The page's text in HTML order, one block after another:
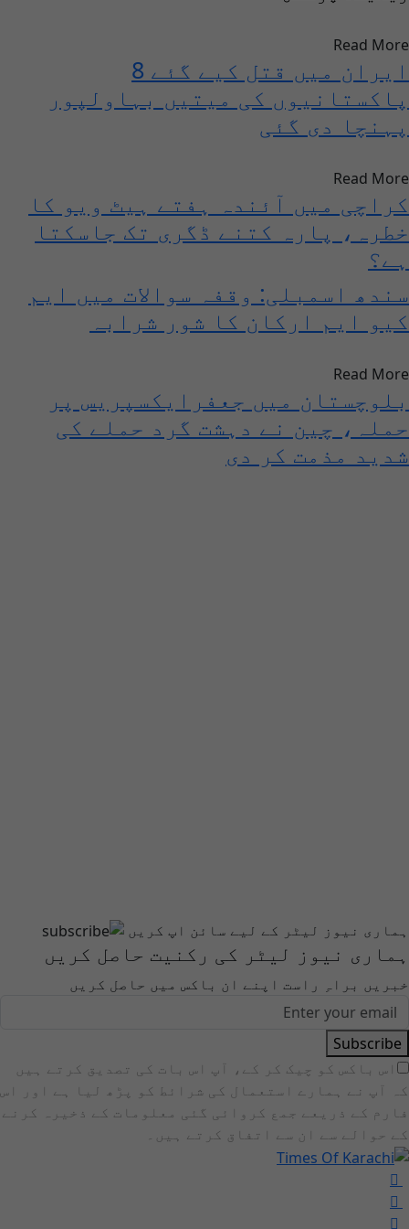
Read More
ایران میں قتل کیے گئے 8
پاکستانیوں کی میتیں بہاولپور
پہنچا دی گئی
Read More
کراچی میں آئندہ ہفتے ہیٹ ویو کا
خطرہ، پارہ کتنے ڈگری تک جاسکتا
ہے؟
سندھ اسمبلی: وقفہ سوالات میں ایم
کیو ایم ارکان کا شور شرابہ
Read More
بلوچستان میں جعفرایکسپریس پر
حملہ، چین نے دہشت گرد حملے کی
شدید مذمت کر دی
ہماری نیوز لیٹر کے لیے سائن اپ کریں
ہماری نیوز لیٹر کی رکنیت حاصل کریں
خبریں براہِ راست اپنے ان باکس میں حاصل کریں
Subscribe
اس باکس کو چیک کر کے، آپ اس بات کی تصدیق کرتے ہیں
کہ آپ نے ہمارے استعمال کی شرائط کو پڑھ لیا ہے اور اس
فارم کے ذریعے جمع کروائی گئی معلومات کے ذخیرہ کرنے
کے حوالے سے ان سے اتفاق کرتے ہیں۔